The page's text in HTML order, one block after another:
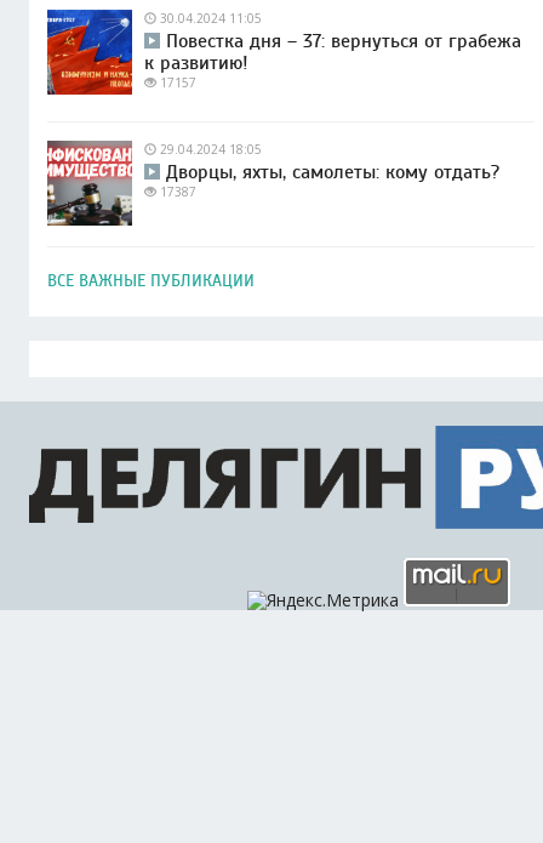
30.04.2024 11:05
Повестка дня – 37: вернуться от грабежа
к развитию!
17157
29.04.2024 18:05
Дворцы, яхты, самолеты: кому отдать?
17387
ВСЕ ВАЖНЫЕ ПУБЛИКАЦИИ